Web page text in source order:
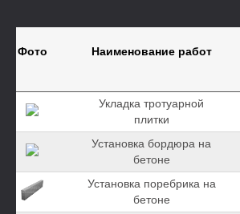
Фото Наименование работ
Укладка тротуарной
плитки
Установка бордюра на
бетоне
Установка поребрика на
бетоне